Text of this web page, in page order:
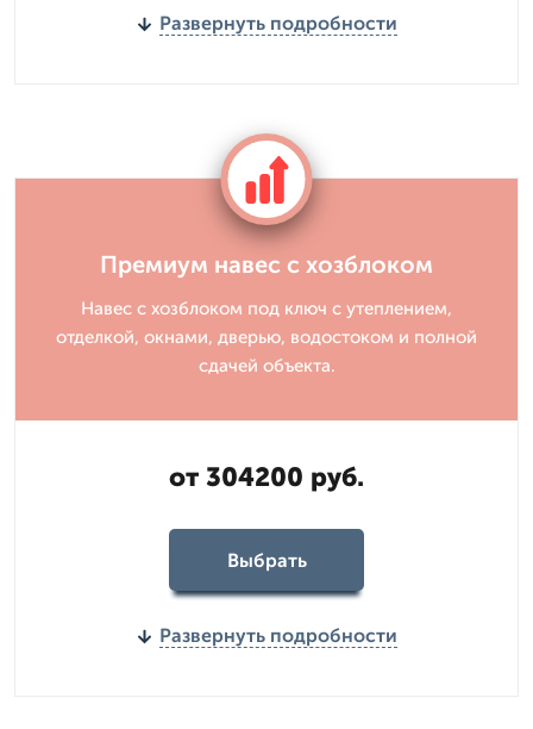
Развернуть подробности
Премиум навес с хозблоком
Навес с хозблоком под ключ с утеплением,
отделкой, окнами, дверью, водостоком и полной
сдачей объекта.
от 304200 руб.
Выбрать
Развернуть подробности